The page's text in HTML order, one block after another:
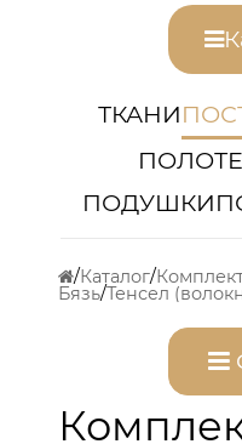
ТКАНИ
ПОДУШКИ
Каталог
Бязь Тенсел